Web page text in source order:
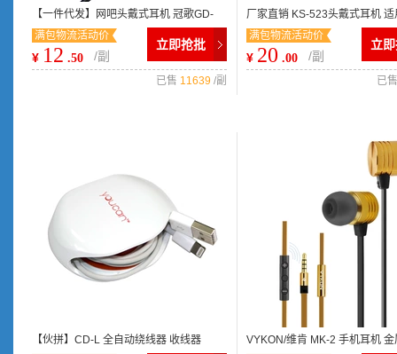
【一件代发】网吧头戴式耳机 冠歌GD-
888/粗线抗暴力 头戴式耳麦
满包物流活动价
¥ 12 .50 /副
立即抢批
已售 11639 /副
厂家直销 KS-523头戴式耳机 适
星手机电脑等 质量超好
满包物流活动价
¥ 20 .00 /副
立
已
【伙拼】CD-L 全自动绕线器 收线器
VYKON/维肯 MK-2 手机耳机